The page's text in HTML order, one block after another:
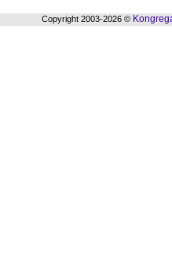
Copyright 2003-2026 ©